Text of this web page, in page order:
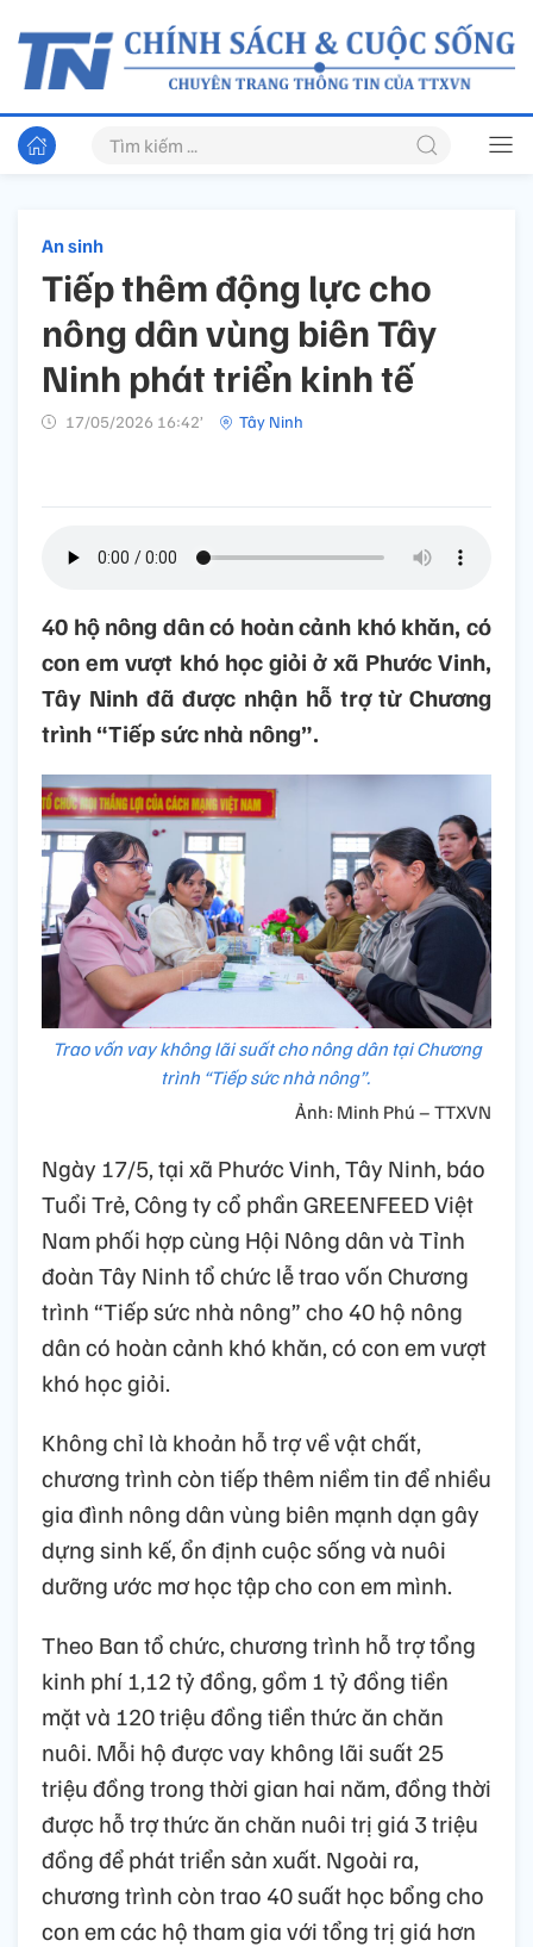
An sinh
Tiếp thêm động lực cho
nông dân vùng biên Tây
Ninh phát triển kinh tế
17/05/2026 16:42’ Tây Ninh
40 hộ nông dân có hoàn cảnh khó khăn, có
con em vượt khó học giỏi ở xã Phước Vinh,
Tây Ninh đã được nhận hỗ trợ từ Chương
trình “Tiếp sức nhà nông”.
Trao vốn vay không lãi suất cho nông dân tại Chương
trình “Tiếp sức nhà nông”.
Ảnh: Minh Phú – TTXVN
Ngày 17/5, tại xã Phước Vinh, Tây Ninh, báo
Tuổi Trẻ, Công ty cổ phần GREENFEED Việt
Nam phối hợp cùng Hội Nông dân và Tỉnh
đoàn Tây Ninh tổ chức lễ trao vốn Chương
trình “Tiếp sức nhà nông” cho 40 hộ nông
dân có hoàn cảnh khó khăn, có con em vượt
khó học giỏi.
Không chỉ là khoản hỗ trợ về vật chất,
chương trình còn tiếp thêm niềm tin để nhiều
gia đình nông dân vùng biên mạnh dạn gây
dựng sinh kế, ổn định cuộc sống và nuôi
dưỡng ước mơ học tập cho con em mình.
Theo Ban tổ chức, chương trình hỗ trợ tổng
kinh phí 1,12 tỷ đồng, gồm 1 tỷ đồng tiền
mặt và 120 triệu đồng tiền thức ăn chăn
nuôi. Mỗi hộ được vay không lãi suất 25
triệu đồng trong thời gian hai năm, đồng thời
được hỗ trợ thức ăn chăn nuôi trị giá 3 triệu
đồng để phát triển sản xuất. Ngoài ra,
chương trình còn trao 40 suất học bổng cho
con em các hộ tham gia với tổng trị giá hơn